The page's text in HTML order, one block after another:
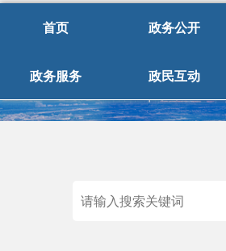
首页 政务公开
政务服务 政民互动